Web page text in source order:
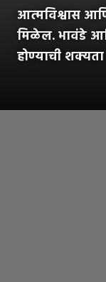
आत्मविश्वास
मिळेल. भावंडे
होण्याची